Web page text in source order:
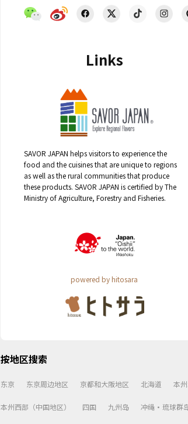
Links
SAVOR JAPAN helps visitors to experience the
food and the cuisines that are unique to regions
as well as the rural communities that produce
these products. SAVOR JAPAN is certified by The
Ministry of Agriculture, Forestry and Fisheries.
powered by hitosara
按地区搜索
东京 东京周边地区 京都和大阪地区 北海道 本
本州西部（中国地区） 四国 九州岛 冲绳・琉球群